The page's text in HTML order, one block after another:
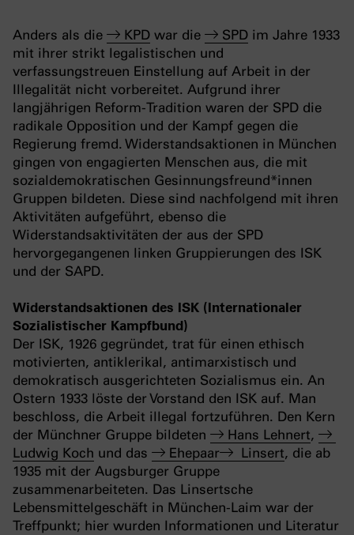
Anders als die KPD war die SPD im Jahre 1933
mit ihrer strikt legalistischen und
verfassungstreuen Einstellung auf Arbeit in der
Illegalität nicht vorbereitet. Aufgrund ihrer
langjährigen Reform-Tradition waren der SPD die
radikale Opposition und der Kampf gegen die
Regierung fremd. Widerstandsaktionen in München
gingen von engagierten Menschen aus, die mit
sozialdemokratischen Gesinnungsfreund*innen
Gruppen bildeten. Diese sind nachfolgend mit ihren
Aktivitäten aufgeführt, ebenso die
Widerstandsaktivitäten der aus der SPD
hervorgegangenen linken Gruppierungen des ISK
und der SAPD.
Widerstandsaktionen des ISK (Internationaler
Sozialistischer Kampfbund)
Der ISK, 1926 gegründet, trat für einen ethisch
motivierten, antiklerikal, antimarxistisch und
demokratisch ausgerichteten Sozialismus ein. An
Ostern 1933 löste der Vorstand den ISK auf. Man
beschloss, die Arbeit illegal fortzuführen. Den Kern
der Münchner Gruppe bildeten
Hans Lehnert,
Ludwig Koch und das Ehepaar Linsert, die ab
1935 mit der Augsburger Gruppe
zusammenarbeiteten. Das Linsertsche
Lebensmittelgeschäft in München-Laim war der
Treffpunkt; hier wurden Informationen und Literatur